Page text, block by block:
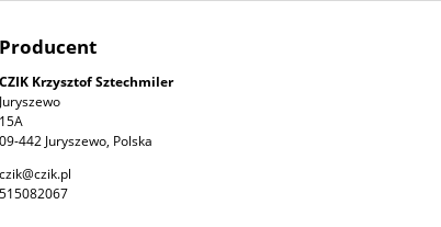
160x70 (20 sztuk)
26,47 zł
Producent
CZIK Krzysztof Sztechmiler
Juryszewo
15A
09-442 Juryszewo, Polska
czik@czik.pl
515082067